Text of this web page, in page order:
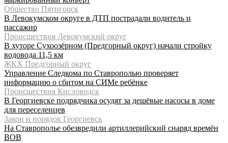
Общество Пятигорск
В Левокумском округе в ДТП пострадали водитель и
пассажир
Происшествия Левокумский округ
В хуторе Сухоозёрном (Предгорный округ) начали стройку
водовода 11,5 км
ЖКХ Предгорный округ
Управление Следкома по Ставрополью проверяет
информацию о сбитом на СИМе ребёнке
Происшествия Кисловодск
В Георгиевске подрядчика осудят за дешёвые насосы в доме
для переселенцев
Закон и порядок Георгиевск
На Ставрополье обезвредили артиллерийский снаряд времён
ВОВ